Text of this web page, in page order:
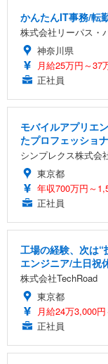
かんたんIT事務/転
株式会社リーパス・
神奈川県
月給25万円～37
正社員
モバイルアプリエ
たプロフェッショ
シンプレクス株式会
東京都
年収700万円～
正社員
工場の経験、次は
エンジニア/土日祝
株式会社TechRoad
東京都
月給24万3,000
正社員